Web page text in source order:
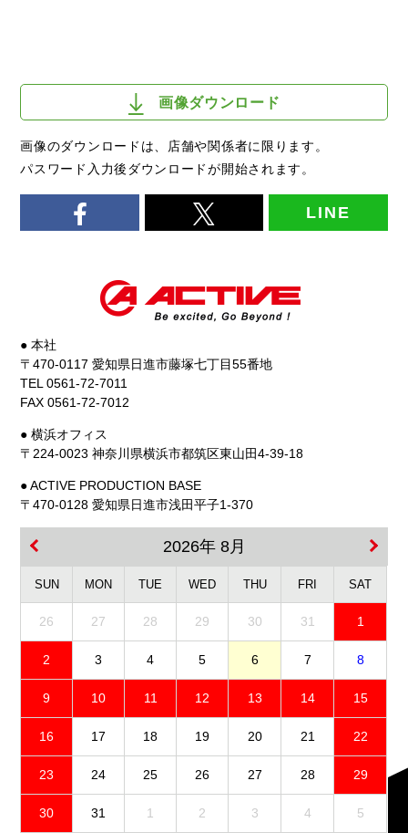
画像ダウンロード
画像のダウンロードは、店舗や関係者に限ります。
パスワード入力後ダウンロードが開始されます。
LINE
● 本社
〒470-0117 愛知県日進市藤塚七丁目55番地
TEL 0561-72-7011
FAX 0561-72-7012
● 横浜オフィス
〒224-0023 神奈川県横浜市都筑区東山田4-39-18
● ACTIVE PRODUCTION BASE
〒470-0128 愛知県日進市浅田平子1-370
2026年 8月
SUN MON TUE WED THU FRI SAT
26 27 28 29 30 31 1
2 3 4 5 6 7 8
9 10 11 12 13 14 15
16 17 18 19 20 21 22
23 24 25 26 27 28 29
30 31 1 2 3 4 5